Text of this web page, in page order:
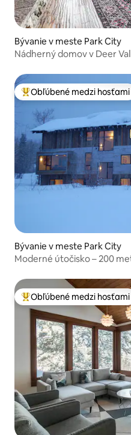
Bývanie v meste Park City
Nádherný domov v Deer
Najobľúbenejšie medzi
Obľúbené medzi hosťami
Bývanie v meste Park City
Moderné útočisko – 200
Najobľúbenejšie medzi
Obľúbené medzi hosťami